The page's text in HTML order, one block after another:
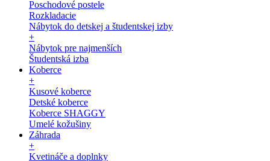
Poschodové postele
Rozkladacie
Nábytok do detskej a študentskej izby
+
Nábytok pre najmenších
Študentská izba
Koberce
+
Kusové koberce
Detské koberce
Koberce SHAGGY
Umelé kožušiny
Záhrada
+
Kvetináče a doplnky